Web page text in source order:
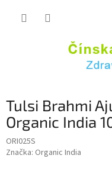
Tulsi Brahmi
Organic India
ORI025S
Značka: Organic India